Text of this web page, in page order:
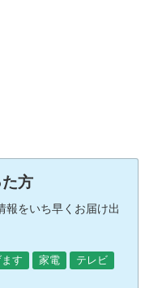
方
報をいち早くお届け出
す 家電
テレビ